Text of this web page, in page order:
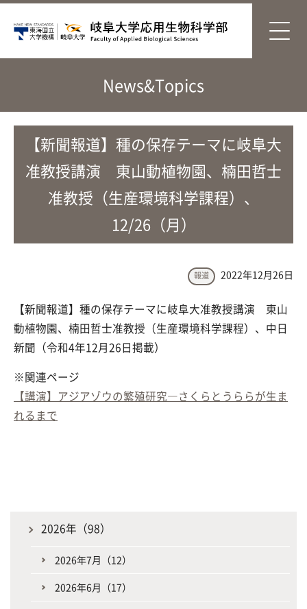
News&Topics
【新聞報道】種の保存テーマに岐阜大
准教授講演 東山動植物園、楠田哲士
准教授（生産環境科学課程）、
12/26（月）
報道 2022年12月26日
【新聞報道】種の保存テーマに岐阜大准教授講演 東山
動植物園、楠田哲士准教授（生産環境科学課程）、中日
新聞（令和4年12月26日掲載）
※関連ページ
【講演】アジアゾウの繁殖研究―さくらとうららが生ま
れるまで
2026年（98）
2026年7月（12）
2026年6月（17）